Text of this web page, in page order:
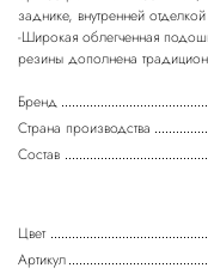
заднике, внутренней
-Широкая облегченная
Бренд
Страна производства
Состав
Цвет
Артикул